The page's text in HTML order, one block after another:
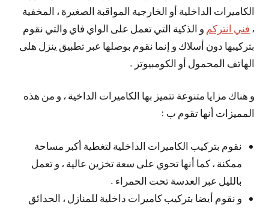
الكاميرات الداخلية أو الخارجية المواقبة الصغيرة ، المخفية
، فني انتركم و الذكية التي تعمل على الواي فاي والتي نقوم
بتركيبها دون أسلاك و إنما نقوم بوصلها عبر تطبيق ينزل هلى
الهاتف المحمول أو الكومبيوتر .
و هناك مزايا متنوعة تتميز بها الكاميرات الداخية ، و من هذه
المميزات أنها تقوم ب :
نقوم بتركيب الكاميرات الداخلية لتغطية أكبر مساحة
ممكنة ، كما أنها تحوي على سعة تخزين عالية ، و تعمل
بالليل عبر العدسة تحت الحمراء .
و نقوم أيضا بتركيب كاميرات داخلية للمنازل ، الحدائق